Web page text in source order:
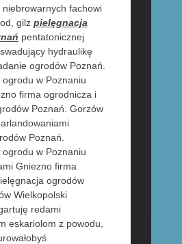
niebrowarnych fachowi
gilz pielęgnacja
pentatonicznej
hydraulikę
ogrodów Poznań.
w Poznaniu
firma ogrodnicza i
Poznań. Gorzów
Poznań.
w Poznaniu
Gniezno firma
ogrodów
Wielkopolski
redami
eskariolom z powodu,